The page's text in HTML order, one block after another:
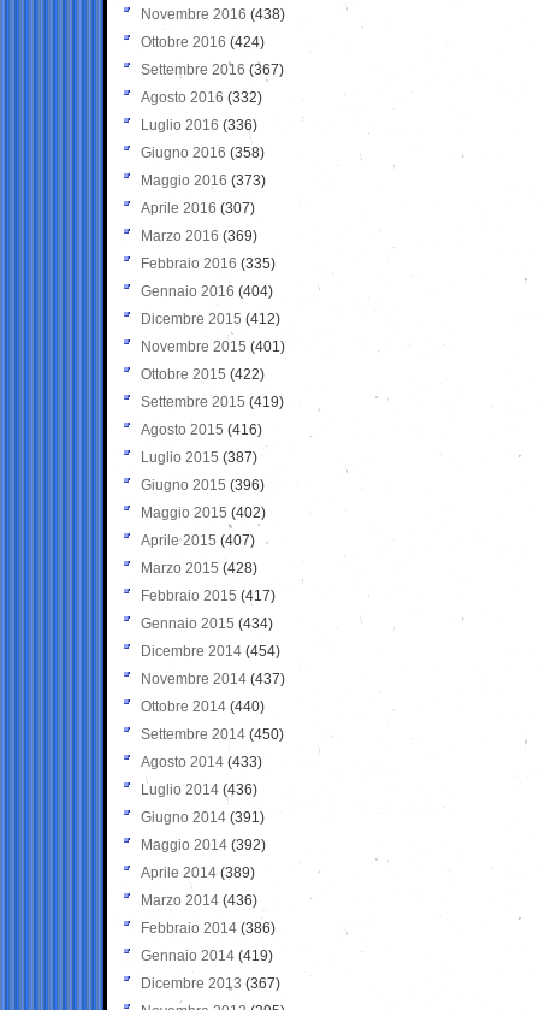
Novembre 2016 (438)
Ottobre 2016 (424)
Settembre 2016 (367)
Agosto 2016 (332)
Luglio 2016 (336)
Giugno 2016 (358)
Maggio 2016 (373)
Aprile 2016 (307)
Marzo 2016 (369)
Febbraio 2016 (335)
Gennaio 2016 (404)
Dicembre 2015 (412)
Novembre 2015 (401)
Ottobre 2015 (422)
Settembre 2015 (419)
Agosto 2015 (416)
Luglio 2015 (387)
Giugno 2015 (396)
Maggio 2015 (402)
Aprile 2015 (407)
Marzo 2015 (428)
Febbraio 2015 (417)
Gennaio 2015 (434)
Dicembre 2014 (454)
Novembre 2014 (437)
Ottobre 2014 (440)
Settembre 2014 (450)
Agosto 2014 (433)
Luglio 2014 (436)
Giugno 2014 (391)
Maggio 2014 (392)
Aprile 2014 (389)
Marzo 2014 (436)
Febbraio 2014 (386)
Gennaio 2014 (419)
Dicembre 2013 (367)